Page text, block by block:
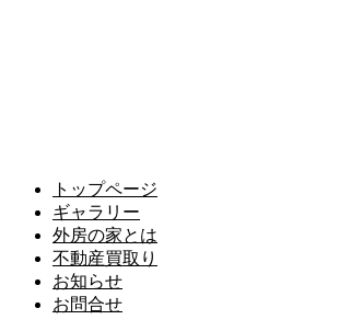
トップページ
ギャラリー
外房の家とは
不動産買取り
お知らせ
お問合せ